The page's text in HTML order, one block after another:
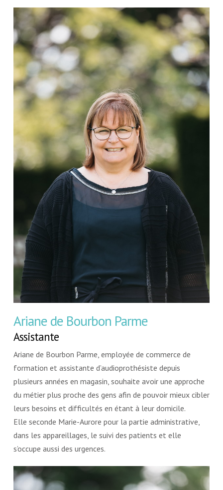
Ariane de Bourbon Parme
Assistante
Ariane de Bourbon Parme, employée de commerce de
formation et assistante d’audioprothésiste depuis
plusieurs années en magasin, souhaite avoir une approche
du métier plus proche des gens afin de pouvoir mieux cibler
leurs besoins et difficultés en étant à leur domicile.
Elle seconde Marie-Aurore pour la partie administrative,
dans les appareillages, le suivi des patients et elle
s’occupe aussi des urgences.